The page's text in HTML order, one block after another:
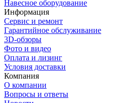
Навесное оборудование
Информация
Сервис и ремонт
Гарантийное обслуживание
3D-обзоры
Фото и видео
Оплата и лизинг
Условия доставки
Компания
О компании
Вопросы и ответы